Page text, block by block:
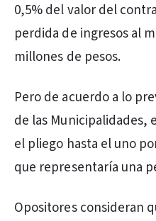
0,5% del valor del
perdida de ingresos al
millones de pesos.
Pero de acuerdo a lo
de las
el pliego hasta el uno
que representaría una
Opositores consideran